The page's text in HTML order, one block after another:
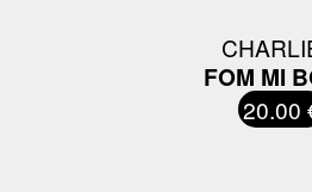
FOM MI
20.00